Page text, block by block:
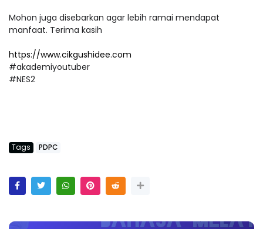
Mohon juga disebarkan agar lebih ramai mendapat
manfaat. Terima kasih
https://www.cikgushidee.com
#akademiyoutuber
#NES2
Tags PDPC